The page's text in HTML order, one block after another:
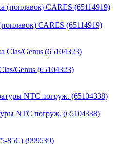
CARES (65114919)
Genus (65104323)
NTC погруж. (65104338)